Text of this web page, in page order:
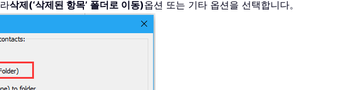
삭제(‘삭제된 항목’ 폴더로 이동)옵션 또는 기타 옵션을 선택합니다。